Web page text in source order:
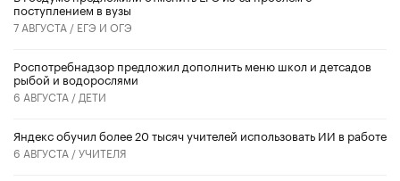
поступлением в вузы
7 АВГУСТА / ЕГЭ И ОГЭ
Роспотребнадзор предложил дополнить меню школ и детсадов
рыбой и водорослями
6 АВГУСТА / ДЕТИ
​Яндекс обучил более 20 тысяч учителей использовать ИИ в работе
6 АВГУСТА /УЧИТЕЛЯ